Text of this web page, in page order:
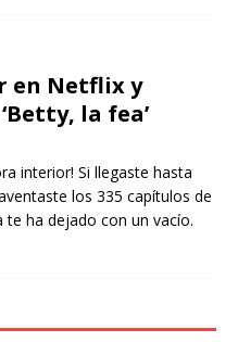
en Netflix y
la fea’
interior! Si llegaste hasta
los 335 capítulos de
ha dejado con un vacío.